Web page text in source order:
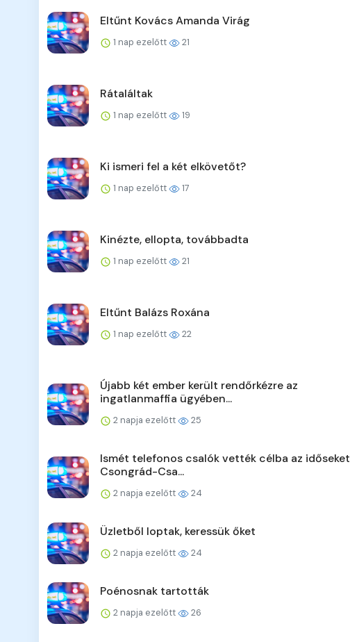
Eltűnt Kovács Amanda Virág
1 nap ezelőtt 21
Rátaláltak
1 nap ezelőtt 19
Ki ismeri fel a két elkövetőt?
1 nap ezelőtt 17
Kinézte, ellopta, továbbadta
1 nap ezelőtt 21
Eltűnt Balázs Roxána
1 nap ezelőtt 22
Újabb két ember került rendőrkézre az
ingatlanmaffia ügyében...
2 napja ezelőtt 25
Ismét telefonos csalók vették célba az időseket
Csongrád-Csa...
2 napja ezelőtt 24
Üzletből loptak, keressük őket
2 napja ezelőtt 24
Poénosnak tartották
2 napja ezelőtt 26